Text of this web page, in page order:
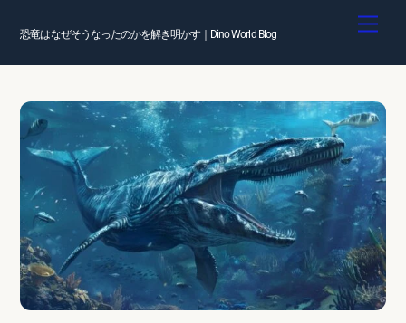
恐竜はなぜそうなったのかを解き明かす｜Dino World Blog